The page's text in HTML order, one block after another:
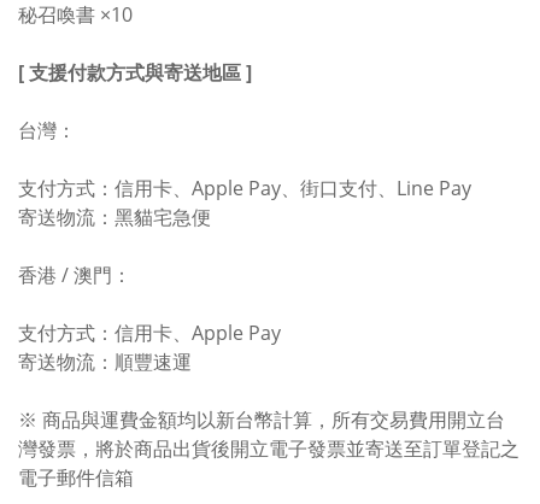
秘召喚書 ×10
[ 支援付款方式與寄送地區 ]
台灣：
支付方式：信用卡、Apple Pay、街口支付、Line Pay
寄送物流：黑貓宅急便
香港 / 澳門：
支付方式：信用卡、Apple Pay
寄送物流：順豐速運
※ 商品與運費金額均以新台幣計算，所有交易費用開立台
灣發票，將於商品出貨後開立電子發票並寄送至訂單登記之
電子郵件信箱